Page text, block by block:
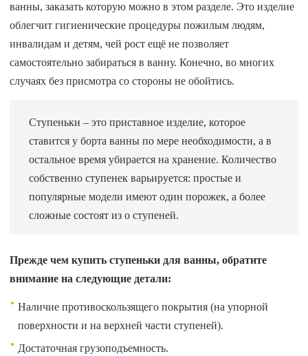
ванны, заказать которую можно в этом разделе. Это изделие
облегчит гигиенические процедуры пожилым людям,
инвалидам и детям, чей рост ещё не позволяет
самостоятельно забираться в ванну. Конечно, во многих
случаях без присмотра со стороны не обойтись.
Ступеньки – это приставное изделие, которое
ставится у борта ванны по мере необходимости, а в
остальное время убирается на хранение. Количество
собственно ступенек варьируется: простые и
популярные модели имеют один порожек, а более
сложные состоят из о ступеней.
Прежде чем купить ступеньки для ванны, обратите
внимание на следующие детали:
Наличие противоскользящего покрытия (на упорной
поверхности и на верхней части ступеней).
Достаточная грузоподъемность.